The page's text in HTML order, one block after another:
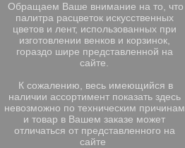
Обращаем Ваше внимание на то, что
палитра расцветок искусственных
цветов и лент, использованных при
изготовлении венков и корзинок,
гораздо шире представленной на
сайте.
К сожалению, весь имеющийся в
наличии ассортимент показать здесь
невозможно по техническим причинам
и товар в Вашем заказе может
отличаться от представленного на
сайте